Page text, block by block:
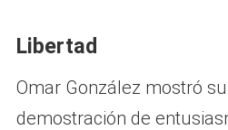
Libertad
Omar González mostró
demostración de